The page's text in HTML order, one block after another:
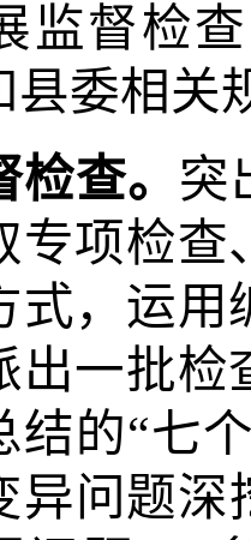
监督检
县委相关
查。 突
专项检查
式，运
出一批检
结的“七
异问题深